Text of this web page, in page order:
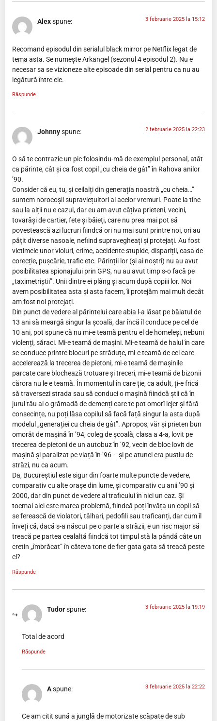
Alexspune: 3 februarie 2025 la 15:12
Recomand episodul din serialul black mirror pe Netflix legat de
tema asta. Se numește Arkangel (sezonul 4 episodul 2). Nu e
necesar sa se vizioneze alte episoade din serial pentru ca nu au
legătură între ele.
Răspunde
Johnnyspune: 2 februarie 2025 la 22:23
O să te contrazic un pic folosindu-mă de exemplul personal, atât
ca părinte, cât și ca fost copil „cu cheia de gât” în Rahova anilor
’90.
Consider că eu, tu, și ceilalți din generația noastră „cu cheia…”
suntem norocoșii supraviețuitori ai acelor vremuri. Poate la tine
sau la alții nu e cazul, dar eu am avut câțiva prieteni, vecini,
tovarăși de cartier, fete și băieți, care nu prea mai pot să
povestească azi lucruri fiindcă ori nu mai sunt printre noi, ori au
pățit diverse nasoale, nefiind supravegheați și protejați. Au fost
victimele unor violuri, crime, accidente stupide, dispariții, casa de
corecție, pușcărie, trafic etc. Părinții lor (și ai noștri) nu au avut
posibilitatea spionajului prin GPS, nu au avut timp s-o facă pe
„taximetriștii”. Unii dintre ei plâng și acum după copiii lor. Noi
avem posibilitatea asta și asta facem, îi protejăm mai mult decât
am fost noi protejați.
Din punct de vedere al părintelui care abia l-a lăsat pe băiatul de
13 ani să meargă singur la școală, dar încă îl conduce pe cel de
10 ani, pot spune că nu mi-e teamă pentru el de homeleși, nebuni
violenți, săraci. Mi-e teamă de mașini. Mi-e teamă de halul în care
se conduce printre blocuri pe străduțe, mi-e teamă de cei care
accelerează la trecerea de pietoni, mi-e teamă de mașinile
parcate care blochează trotuare și treceri, mi-e teamă de bizonii
cărora nu le e teamă. În momentul în care ție, ca adult, ți-e frică
să traversezi strada sau să conduci o mașină fiindcă știi că în
jurul tău ai o grămadă de demenți care te pot omorî lejer și fără
consecințe, nu poți lăsa copilul să facă față singur la asta după
modelul „generației cu cheia de gât”. Apropos, văr și prieten bun
omorât de mașină în ’94, coleg de școală, clasa a 4-a, lovit pe
trecerea de pietoni de un autobuz în ’92, vecin de bloc lovit de
mașină și paralizat pe viață în ’96 – și pe atunci era pustiu de
străzi, nu ca acum.
Da, Bucureștiul este sigur din foarte multe puncte de vedere,
comparativ cu alte orașe din lume, și comparativ cu anii ’90 și
2000, dar din punct de vedere al traficului în nici un caz. Și
tocmai aici este marea problemă, fiindcă poți învăța un copil să
se ferească de violatori, tâlhari, pedofili sau traficanți, dar cum îl
înveți că, dacă s-a născut pe o parte a străzii, e un risc major să
treacă pe partea cealaltă fiindcă tot timpul stă la pândă câte un
cretin „îmbrăcat” în câteva tone de fier gata gata să treacă peste
el?
Răspunde
Tudorspune: 3 februarie 2025 la 19:19
Total de acord
Răspunde
Aspune: 3 februarie 2025 la 22:22
Ce am citit sună a junglă de motorizate scăpate de sub